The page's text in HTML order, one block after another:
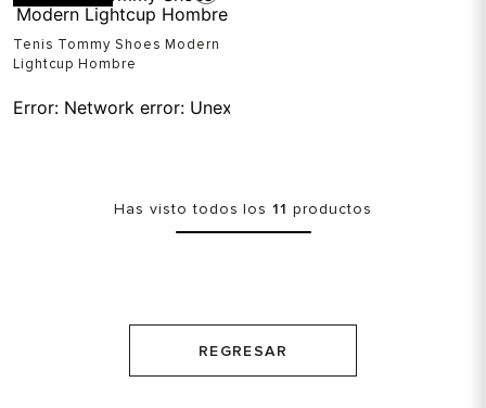
Tenis Tommy Shoes Modern
Lightcup Hombre
Error: Network error: Unexpected token T in JSON at
Has visto todos los11 productos
REGRESAR